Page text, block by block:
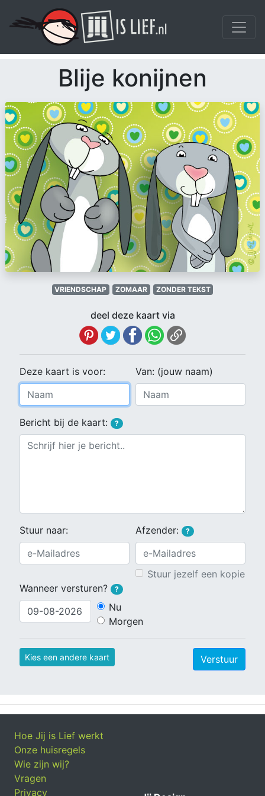
Blije konijnen
VRIENDSCHAP ZOMAAR ZONDER TEKST
deel deze kaart via
Deze kaart is voor: Van: (jouw naam)
Bericht bij de kaart: ?
Stuur naar: Afzender: ?
Stuur jezelf een kopie
Wanneer versturen?
?
Nu
Morgen
Kies een andere kaart Verstuur
Hoe Jij is Lief werkt
Onze huisregels
Wie zijn wij?
Vragen
Privacy